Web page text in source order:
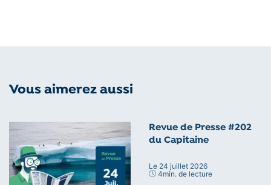
Vous aimerez aussi
Revue de Presse #202
du Capitaine
Le 24 juillet 2026
4min. de lecture